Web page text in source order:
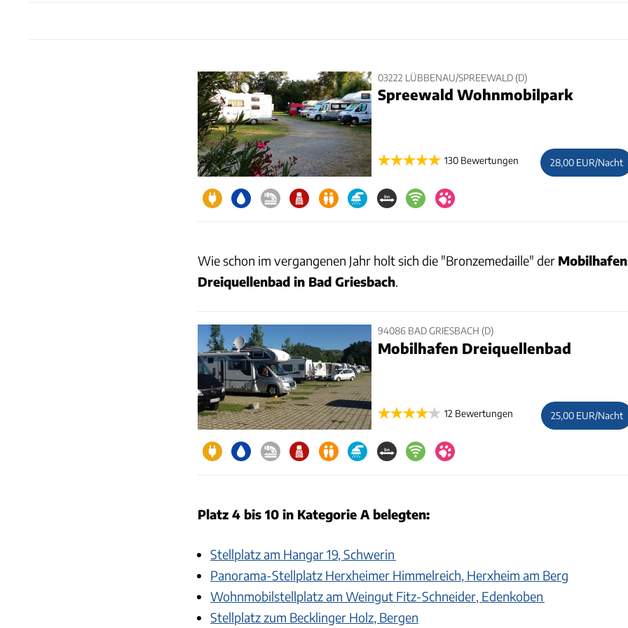
03222 LÜBBENAU/SPREEWALD (D)
Spreewald Wohnmobilpark
130 Bewertungen 28,00 EUR/Nacht
Wie schon im vergangenen Jahr holt sich die "Bronzemedaille" der Mobilhafen
Dreiquellenbad in Bad Griesbach.
94086 BAD GRIESBACH (D)
Mobilhafen Dreiquellenbad
12 Bewertungen 25,00 EUR/Nacht
Platz 4 bis 10 in Kategorie A belegten:
Stellplatz am Hangar 19, Schwerin
Panorama-Stellplatz Herxheimer Himmelreich, Herxheim am Berg
Wohnmobilstellplatz am Weingut Fitz-Schneider, Edenkoben
Stellplatz zum Becklinger Holz, Bergen